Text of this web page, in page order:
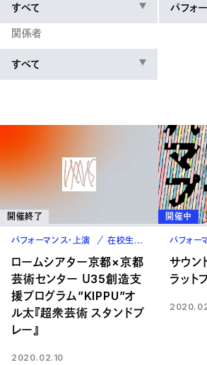
すべて パフォ
関係者
すべて
開催終了
パフォーマンス・上演 在校生 卒業生
ロームシアター京都×京都
芸術センター Ｕ35創造支
援プログラム”KIPPU”オ
ル太『超衆芸術 スタンドプ
レー』
2020.02.10
開催中
パフォー
サウン
ラット